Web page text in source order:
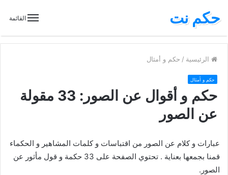
القائمة حكم نت
الرئيسية / حكم و أمثال
حكم و أمثال
حكم و أقوال عن الصور: 33 مقولة
عن الصور
عبارات و كلام عن الصور من اقتباسات و كلمات المشاهير و الحكماء
قمنا بجمعها بعناية . تحتوي الصفحة على 33 حكمة و قول مأثور عن
الصور.